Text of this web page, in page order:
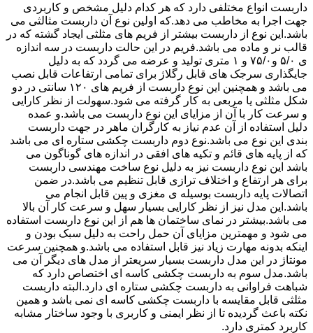
داربست انواع مختلفی دارد که هر کدام دلیل مشخص و کاربردی
جهت اجرا به مخاطب می دهد.که اولین نوع آن داربست مثالثی می
باشد.این نوع از داربست بیشتر از فریم های مثلثی ایجاد گشته که در
قالب نر و ماده می باشد.فریم در این حالت داربست در سه اندازه
ی ۵/۰ و۷۵/۰ و ۱ متری تولید و عرضه می گردد که به دلیل
جایگذاری سرجک های قابل رگلاژ برای تمامی ارتفاعات قابل نصب
می باشد و همچنین این نوع داربست از فریم های ۱۲۰ سانتی در دو
شکل مثلثی یا مربعی به کار گرفته می شود.سهولت از نظر کارایی
و سرعت کار با آن از مزایای این نوع داربست می باشد.و عمده
دلیل استفاده از آن عدم نیاز به کارگران ماهر در جهت داربست
بندی این نوع می باشد.نوع دوم داربست چکشی ستاره ای می باشد
که از پایه های قائم و تکیه های افقی در اندازه های گوناگون می
باشد این نوع داربست نیز به دلیل نوع ساخت مهندسی داربست
برای هر ارتفاع و اختلاف ترازی قابل تنظیم می باشد.در ضمن
اتصالات پایه داربست بوسیله ی مغزی و پین قابل انجام می
باشد.این مدل نیز از نظر کارایی بسیار سهل و سرعت کار آن بالا
می باشد.بیشتر در نمای ساختمان ها هم از این نوع داربست استفاده
می شود و مهمترین مزایای آن حمل راحت به دلیل سبک بودن و
اینکه بدونه مهارت زیاد نیز قابل استفاده می باشد.و همچنین سرعت
مونتاژ در این مدل داربست بسیار سریعتر از مدل های دیگر آن می
باشد.مدل سوم به داربست چکشی کاسه ای اختصاص دارد که
شباهت فراوانی به داربست چکشی ستاره ای دارد.البته داربست
مثلثی قابل مقایسه با داربست چکشی کاسه ای نمی باشد و همین
نکته باعث گردیده تا از نظر ایمنی و کاربری با وجود ساختار مشابه
کاربرد کمتری دارد.